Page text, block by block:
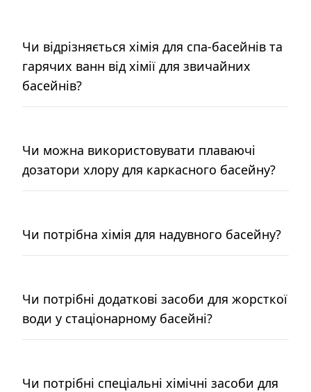
Чи відрізняється хімія для спа-басейнів та
гарячих ванн від хімії для звичайних
басейнів?
Чи можна використовувати плаваючі
дозатори хлору для каркасного басейну?
Чи потрібна хімія для надувного басейну?
Чи потрібні додаткові засоби для жорсткої
води у стаціонарному басейні?
Чи потрібні спеціальні хімічні засоби для